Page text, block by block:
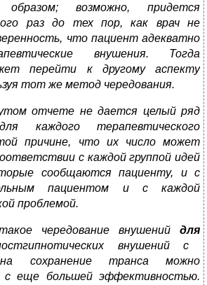
возможно, придется
раз до тех пор, как врач не
что пациент адекватно
внушения. Тогда
перейти к другому аспекту
тот же метод чередования.
отчете не дается целый ряд
каждого терапевтического
причине, что их число может
с каждой группой идей
сообщаются пациенту, и с
пациентом и с каждой
проблемой.
чередование внушений для
внушений с
сохранение транса можно
с еще большей эффективностью.